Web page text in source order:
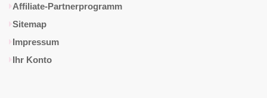
Affiliate-Partnerprogramm
Sitemap
Impressum
Ihr Konto